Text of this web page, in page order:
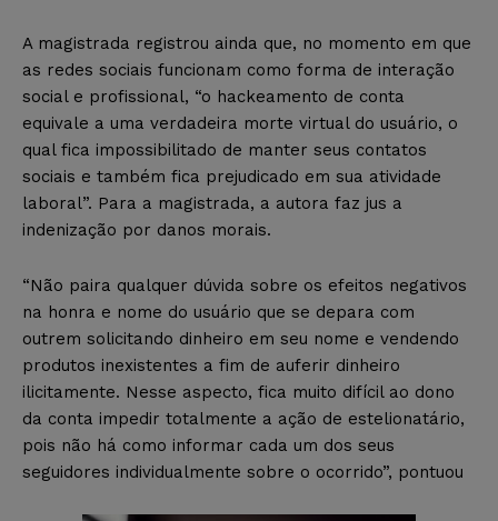
A magistrada registrou ainda que, no momento em que
as redes sociais funcionam como forma de interação
social e profissional, “o hackeamento de conta
equivale a uma verdadeira morte virtual do usuário, o
qual fica impossibilitado de manter seus contatos
sociais e também fica prejudicado em sua atividade
laboral”. Para a magistrada, a autora faz jus a
indenização por danos morais.
“Não paira qualquer dúvida sobre os efeitos negativos
na honra e nome do usuário que se depara com
outrem solicitando dinheiro em seu nome e vendendo
produtos inexistentes a fim de auferir dinheiro
ilicitamente. Nesse aspecto, fica muito difícil ao dono
da conta impedir totalmente a ação de estelionatário,
pois não há como informar cada um dos seus
seguidores individualmente sobre o ocorrido”, pontuou